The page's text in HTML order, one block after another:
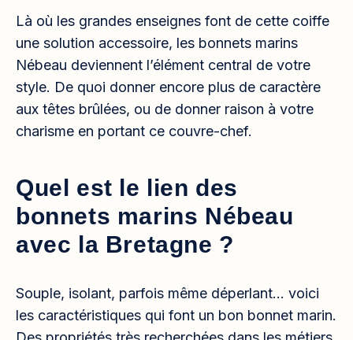
Là où les grandes enseignes font de cette coiffe
une solution accessoire, les bonnets marins
Nébeau deviennent l’élément central de votre
style. De quoi donner encore plus de caractère
aux têtes brûlées, ou de donner raison à votre
charisme en portant ce couvre-chef.
Quel est le lien des
bonnets marins Nébeau
avec la Bretagne ?
Souple, isolant, parfois même déperlant… voici
les caractéristiques qui font un bon bonnet marin.